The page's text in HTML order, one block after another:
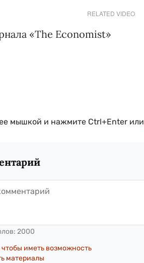
RELATED VIDEO
«The Economist»
мышкой и нажмите Ctrl+Enter или
2000
чтобы иметь возможность
материалы